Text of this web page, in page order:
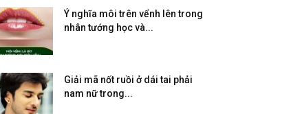
Ý nghĩa môi trên vểnh lên trong
nhân tướng học và...
Giải mã nốt ruồi ở dái tai phải
nam nữ trong...